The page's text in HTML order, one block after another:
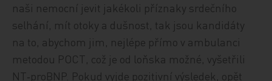
naši nemocní jevit jakékoli příznaky srdečního
selhání, mít otoky a dušnost, tak jsou kandidáty
na to, abychom jim, nejlépe přímo v ambulanci
metodou POCT, což je od loňska možné, vyšetřili
NT‑proBNP. Pokud vyjde pozitivní výsledek, opět